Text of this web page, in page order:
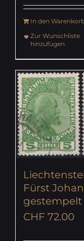
In den
Zur Wunschliste
hinzufügen
Fürst
gestempelt
CHF 72.00